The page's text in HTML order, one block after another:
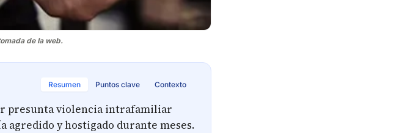
de la web.
Resumen Puntos clave Contexto
presunta violencia intrafamiliar
agredido y hostigado durante meses.